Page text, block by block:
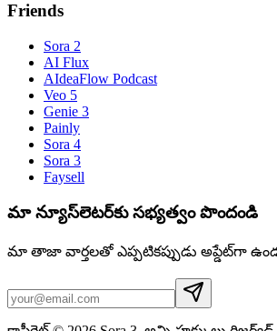
Friends
Sora 2
AI Flux
AIdeaFlow Podcast
Veo 5
Genie 3
Painly
Sora 4
Sora 3
Faysell
మా న్యూస్‌లెటర్‌కు సభ్యత్వం పొందండి
మా తాజా వార్తలతో ఎప్పటికప్పుడు అప్డేట్‌గా